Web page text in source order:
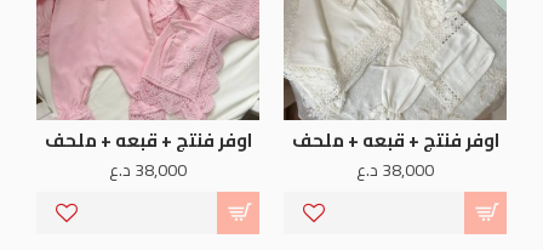
اوفر فنتج + قبعه + ملحف
38,000 د.ع
اوفر فنتج + قبعه + ملحف
38,000 د.ع